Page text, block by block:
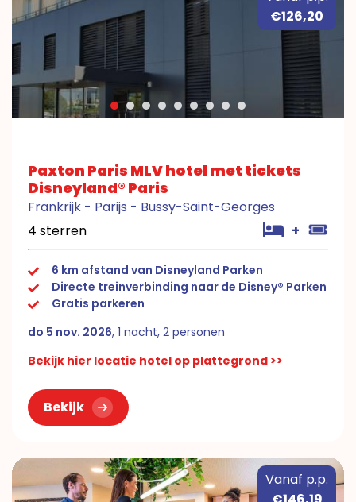
€126,20
Paxton Paris MLV hotel met tickets
Disneyland® Paris
Frankrijk - Parijs - Bussy-Saint-Georges
4 sterren
+
6 km afstand van Disneyland Parken
Directe treinverbinding naar de Disney® Parken
Gratis parkeren
do 5 nov. 2026, 1 nacht, 2 personen
Bekijk hier locatie hotel op plattegrond >>
Bekijk
Vanaf p.p.